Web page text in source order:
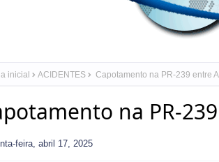
inicial ACIDENTES Capotamento na PR-239 entre
na PR-
feira, abril 17, 2025